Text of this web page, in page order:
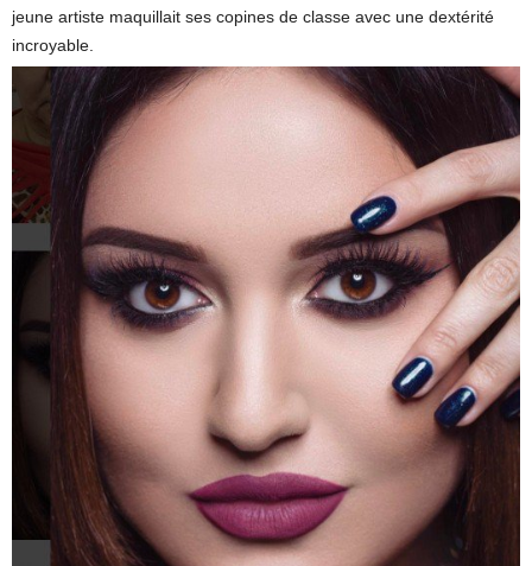
jeune artiste maquillait ses copines de classe avec une dextérité
incroyable.